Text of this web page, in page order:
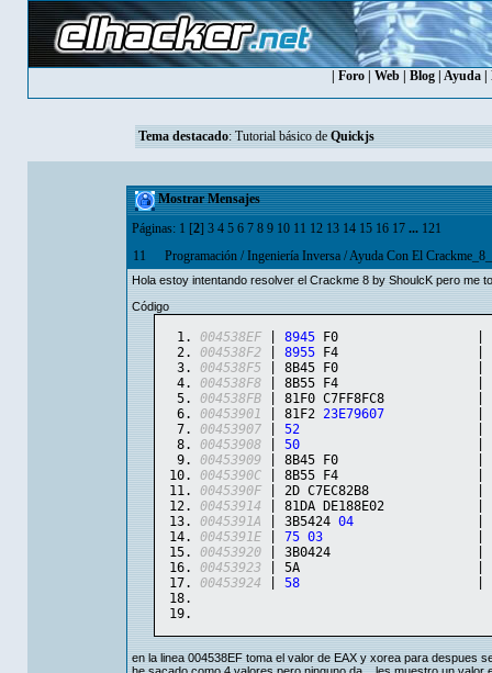
Foro| Web| Blog| Ayuda|
Tema destacado: Tutorial básico de Quickjs
Mostrar Mensajes
Páginas: 1 [2] 3 4 5 6 7 8 9 10 11 12 13 14 15 16 17 ... 121
11
Programación/Ingeniería Inversa/Ayuda Con El
Hola estoy intentando resolver el Crackme 8 by ShoulcK pero me
Código
004538EF | 8945 F0                  |
004538F2 | 8955 F4                  |
004538F5 | 8B45 F0                  |
004538F8 | 8B55 F4                  |
004538FB | 81F0 C7FF8FC8            |
00453901 | 81F2 23E79607 |
00453907 | 52 |
00453908 | 50 |
00453909 | 8B45 F0                  |
0045390C | 8B55 F4                  |
0045390F | 2D C7EC82B8              |
00453914 | 81DA DE188E02            |
0045391A | 3B5424 04 |
0045391E | 75 03 |
00453920 | 3B0424                   |
00453923 | 5A                       |
00453924
58 |
en la linea 004538EF toma el valor de EAX y xorea para despues